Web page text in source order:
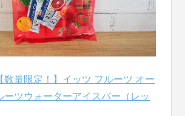
【数量限定！】イッツ フルーツ オー
ツウォーターアイスバー（レッ